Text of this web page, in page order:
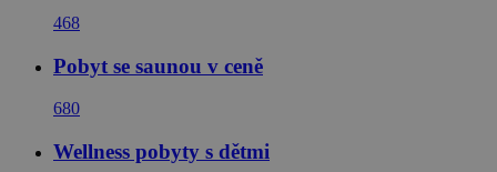
468
Pobyt se saunou v ceně
680
Wellness pobyty s dětmi